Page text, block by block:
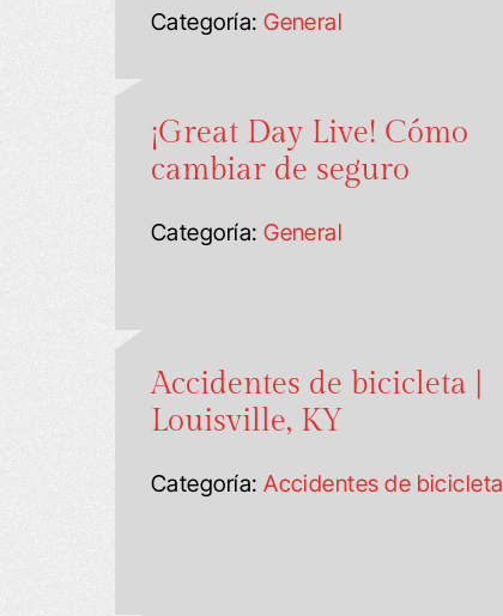
Categoría:General
¡Great Day Live! Cómo
cambiar de seguro
Categoría:General
Accidentes de bicicleta |
Louisville, KY
Categoría:Accidentes de bicicleta